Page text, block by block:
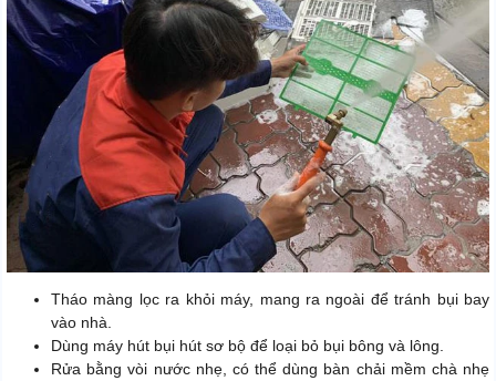
Tháo màng lọc ra khỏi máy, mang ra ngoài để tránh bụi bay
vào nhà.
Dùng máy hút bụi hút sơ bộ để loại bỏ bụi bông và lông.
Rửa bằng vòi nước nhẹ, có thể dùng bàn chải mềm chà nhẹ